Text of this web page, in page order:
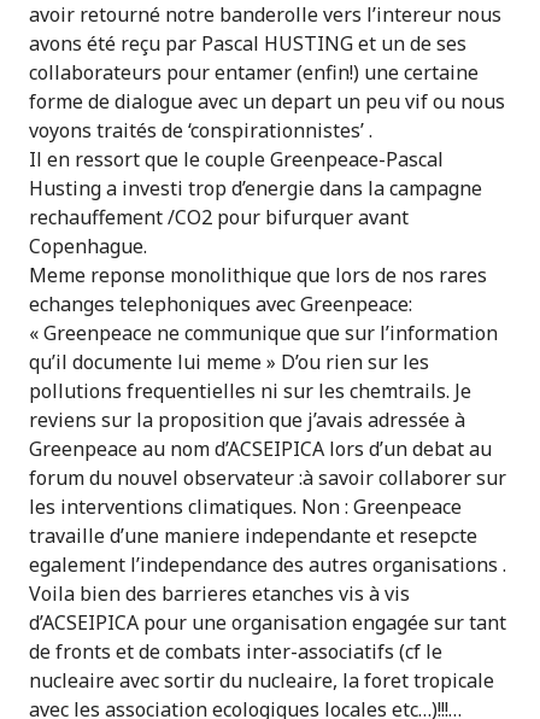
avoir retourné notre banderolle vers l’intereur nous
avons été reçu par Pascal HUSTING et un de ses
collaborateurs pour entamer (enfin!) une certaine
forme de dialogue avec un depart un peu vif ou nous
voyons traités de ‘conspirationnistes’ .
Il en ressort que le couple Greenpeace-Pascal
Husting a investi trop d’energie dans la campagne
rechauffement /CO2 pour bifurquer avant
Copenhague.
Meme reponse monolithique que lors de nos rares
echanges telephoniques avec Greenpeace:
« Greenpeace ne communique que sur l’information
qu’il documente lui meme » D’ou rien sur les
pollutions frequentielles ni sur les chemtrails. Je
reviens sur la proposition que j’avais adressée à
Greenpeace au nom d’ACSEIPICA lors d’un debat au
forum du nouvel observateur :à savoir collaborer sur
les interventions climatiques. Non : Greenpeace
travaille d’une maniere independante et resepcte
egalement l’independance des autres organisations .
Voila bien des barrieres etanches vis à vis
d’ACSEIPICA pour une organisation engagée sur tant
de fronts et de combats inter-associatifs (cf le
nucleaire avec sortir du nucleaire, la foret tropicale
avec les association ecologiques locales etc…)!!!…